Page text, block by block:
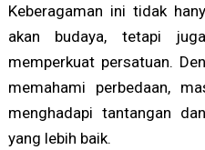
Keberagaman ini tidak
akan budaya, tetapi
memperkuat persatuan.
memahami perbedaan,
menghadapi tantangan
yang lebih baik.